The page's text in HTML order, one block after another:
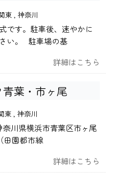
東 神奈川
です。駐車後、速やかに
い。 駐車場の基
詳細はこちら
葉・市ヶ尾
東 神奈川
川県横浜市青葉区市ヶ尾
田園都市線
詳細はこちら